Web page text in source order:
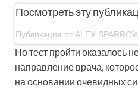
Посмотреть эту
Но тест пройти оказалось
направление врача,
на основании очевидных